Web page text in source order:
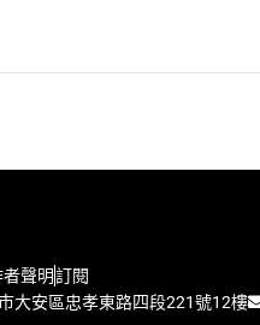
聲明訂閱
大安區忠孝東路四段221號12樓